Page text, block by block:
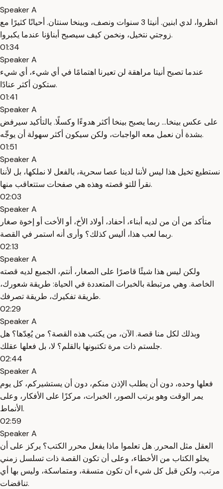
Speaker A
انظروا، لدي ابنين. أنيتا 3 سنوات ونصف، وبينخا سنتان. أحيانًا كثيرًا مع
زوجتي نتخيل، ونخمن كيف سيصبح أبناؤنا عندما يكبروا.
01:34
Speaker A
عندما تصبح أنيتا مراهقة لن تعيرنا اهتمامًا في أي شيء، أي شيء
ستكون أكثر عنادًا.
01:41
Speaker A
على عكس بينخا... ربما يصبح بينخا أكثر هدوءًا وكسلًا. بالتأكيد سيرفض
بشدة أن نعمل معه الواجبات، ولكن سيكون أكثر سهولة أن يوجِّه.
01:51
Speaker A
نستطيع تخيل هذا ليس لأننا لدينا عصا سحرية، بالفعل لا نملكها، بل لأننا
نقرأ للتو قصته وهذه هي صفحات ستتعاقب منها.
02:03
Speaker A
متأكد من أن من لديه أبناء، أحفاد، أولاد الأخ، أو الأخت أو إخوة صغار
ربما لعب هذا، أليس كذلك؟ وأرى أنه استمر في القصة.
02:13
Speaker A
ولكن ليس هذا شيئًا قاصرًا على الصغار، أنتم، الجميع لديه قصته
الخاصة. وهي مرتبطة بالخبرات المتعددة في الحياة: طريقة شعورك،
طريقة تفكيرك، طريقة تصرفك.
02:29
Speaker A
وبذلك لكل منا قصة. الآن، من يكتب هذه القصة؟ من يُعِدّها؟ هل
جلستم ذات مرة تكتبونها بالقلم؟ لا، بل فعلها عقلك.
02:44
Speaker A
فعلها وحده، دون أن يطلب الإذن منكم، دون أن يستشيركم، كل يوم
يمر الوقت وهو يرتب الصور، الخبرات، مركزًا على الأفكار، وعلى
الأنماط.
02:59
Speaker A
العقل مثل المحرر. هل تعلموا ماذا يفعل محرر الكتب؟ يركز على أن
يخلو الكتاب من الأخطاء، وعلى أن تكون القصة ذات تسلسل زمني
مرتب، ولكن قبل كل شيء أن تكون متسقة، ومتماسكة، وليس بها أي
تناقضات.